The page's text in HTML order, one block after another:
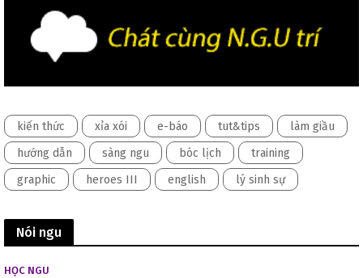
kiến thức xỉa xói e-báo tut&tips
làm giầu
hướng dẫn
sàng ngu bóc lịch
training
graphic
heroes III english lý sinh sự
Nói ngu
HỌC NGU